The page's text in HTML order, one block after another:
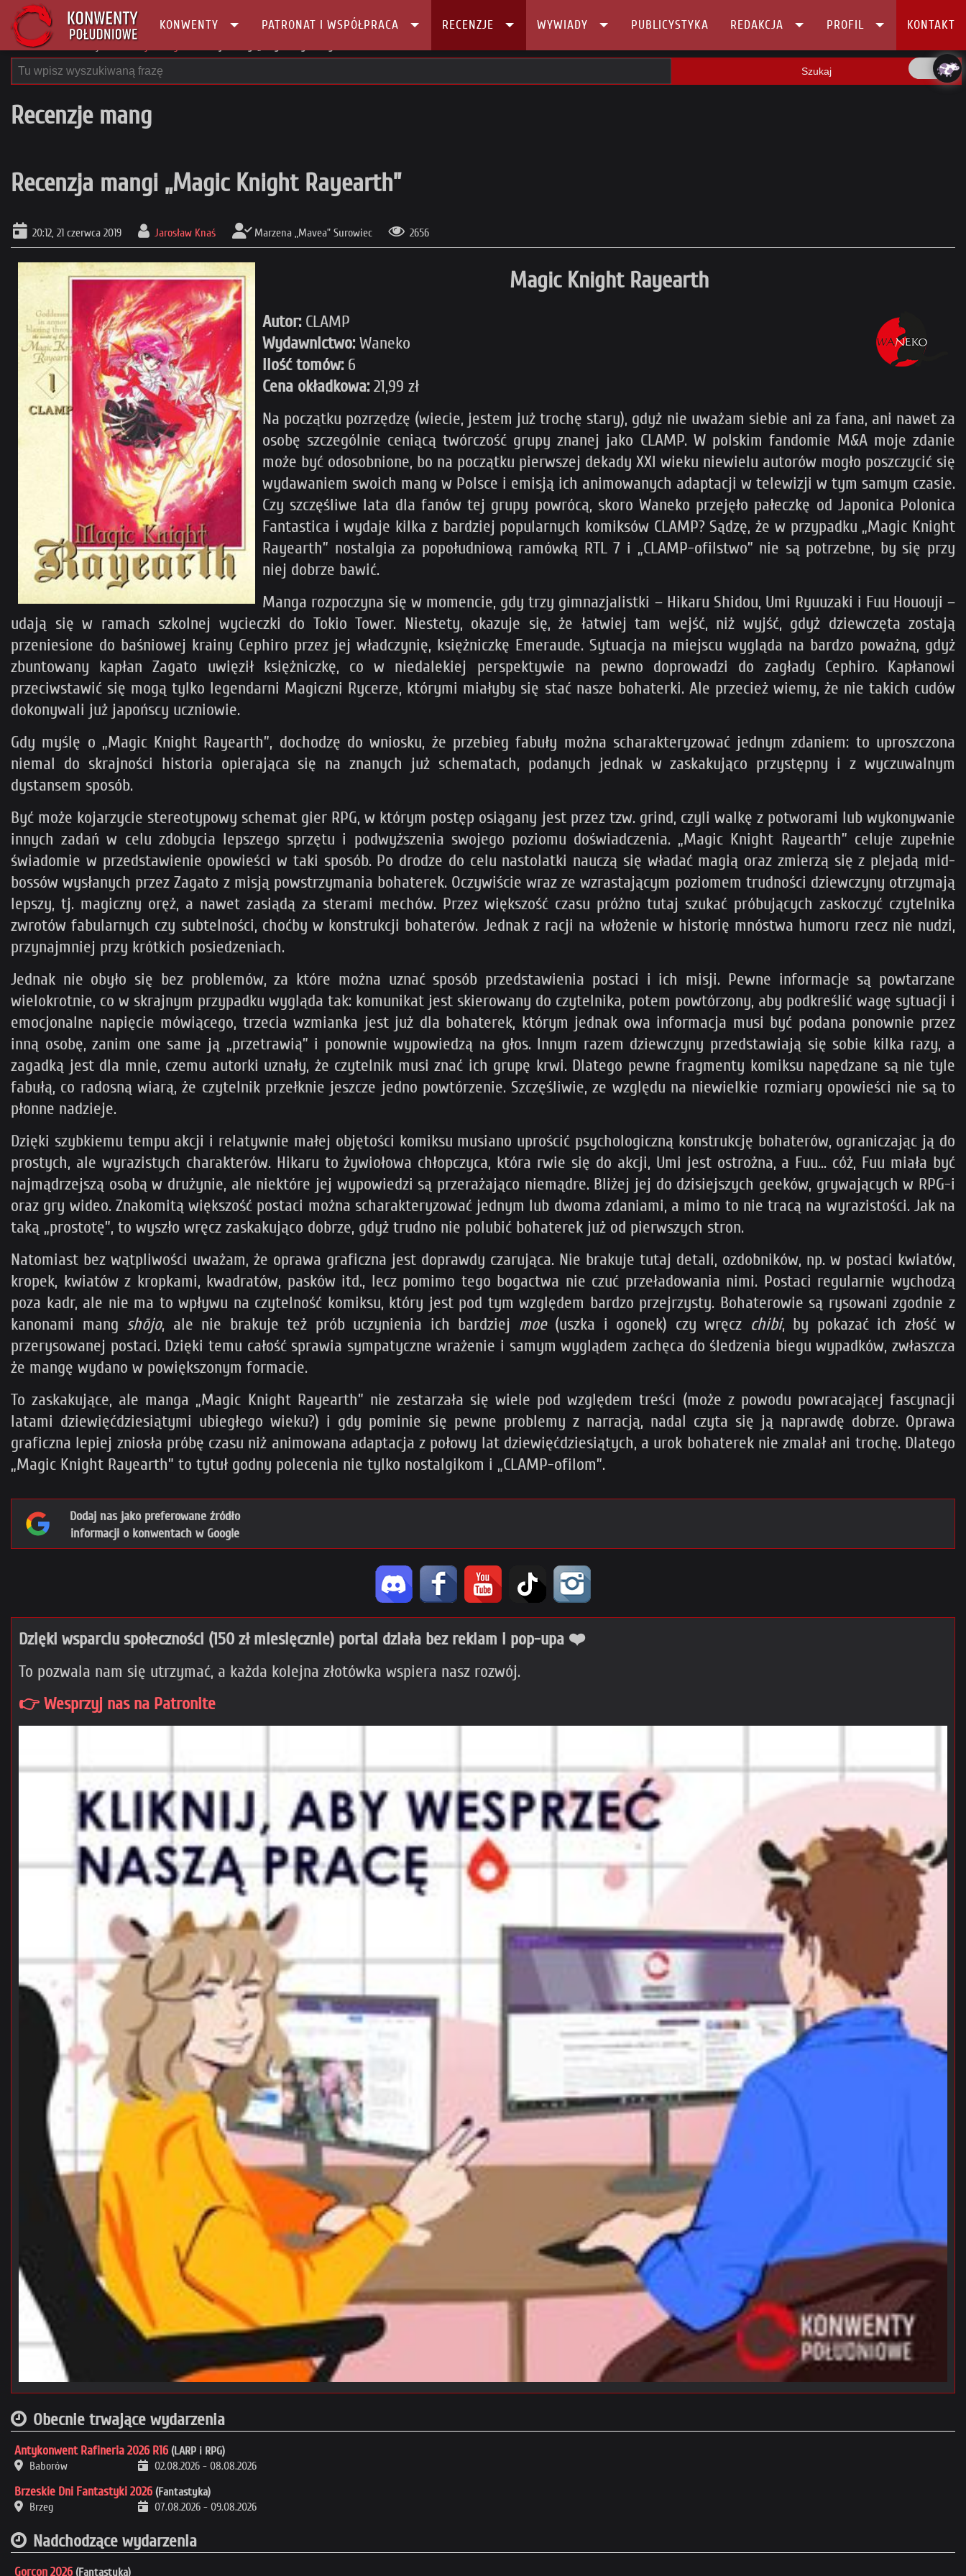
KONWENTY PATRONAT I WSPÓŁPRACA RECENZJE WYWIADY PUBLICYSTYKA REDAKCJA PROFIL KONTAKT
Główna
Szukaj
Recenzje mang
Recenzja mangi „Magic Knight Rayearth”
20:12, 21 czerwca 2019 Jarosław Knaś Marzena „Mavea” Surowiec 2656
Magic Knight Rayearth
Autor: CLAMP
Wydawnictwo: Waneko
Ilość tomów: 6
Cena okładkowa: 21,99 zł
Na początku pozrzędzę (wiecie, jestem już trochę stary), gdyż nie uważam siebie ani za fana, ani nawet za
osobę szczególnie ceniącą twórczość grupy znanej jako CLAMP. W polskim fandomie M&A moje zdanie
może być odosobnione, bo na początku pierwszej dekady XXI wieku niewielu autorów mogło poszczycić się
wydawaniem swoich mang w Polsce i emisją ich animowanych adaptacji w telewizji w tym samym czasie.
Czy szczęśliwe lata dla fanów tej grupy powrócą, skoro Waneko przejęło pałeczkę od Japonica Polonica
Fantastica i wydaje kilka z bardziej popularnych komiksów CLAMP? Sądzę, że w przypadku „Magic Knight
Rayearth” nostalgia za popołudniową ramówką RTL 7 i „CLAMP-ofilstwo” nie są potrzebne, by się przy
niej dobrze bawić.
Manga rozpoczyna się w momencie, gdy trzy gimnazjalistki – Hikaru Shidou, Umi Ryuuzaki i Fuu Hououji –
udają się w ramach szkolnej wycieczki do Tokio Tower. Niestety, okazuje się, że łatwiej tam wejść, niż wyjść, gdyż dziewczęta zostają
przeniesione do baśniowej krainy Cephiro przez jej władczynię, księżniczkę Emeraude. Sytuacja na miejscu wygląda na bardzo poważną, gdyż
zbuntowany kapłan Zagato uwięził księżniczkę, co w niedalekiej perspektywie na pewno doprowadzi do zagłady Cephiro. Kapłanowi
przeciwstawić się mogą tylko legendarni Magiczni Rycerze, którymi miałyby się stać nasze bohaterki. Ale przecież wiemy, że nie takich cudów
dokonywali już japońscy uczniowie.
Gdy myślę o „Magic Knight Rayearth”, dochodzę do wniosku, że przebieg fabuły można scharakteryzować jednym zdaniem: to uproszczona
niemal do skrajności historia opierająca się na znanych już schematach, podanych jednak w zaskakująco przystępny i z wyczuwalnym
dystansem sposób.
Być może kojarzycie stereotypowy schemat gier RPG, w którym postęp osiągany jest przez tzw. grind, czyli walkę z potworami lub wykonywanie
innych zadań w celu zdobycia lepszego sprzętu i podwyższenia swojego poziomu doświadczenia. „Magic Knight Rayearth” celuje zupełnie
świadomie w przedstawienie opowieści w taki sposób. Po drodze do celu nastolatki nauczą się władać magią oraz zmierzą się z plejadą mid-
bossów wysłanych przez Zagato z misją powstrzymania bohaterek. Oczywiście wraz ze wzrastającym poziomem trudności dziewczyny otrzymają
lepszy, tj. magiczny oręż, a nawet zasiądą za sterami mechów. Przez większość czasu próżno tutaj szukać próbujących zaskoczyć czytelnika
zwrotów fabularnych czy subtelności, choćby w konstrukcji bohaterów. Jednak z racji na włożenie w historię mnóstwa humoru rzecz nie nudzi,
przynajmniej przy krótkich posiedzeniach.
Jednak nie obyło się bez problemów, za które można uznać sposób przedstawienia postaci i ich misji. Pewne informacje są powtarzane
wielokrotnie, co w skrajnym przypadku wygląda tak: komunikat jest skierowany do czytelnika, potem powtórzony, aby podkreślić wagę sytuacji i
emocjonalne napięcie mówiącego, trzecia wzmianka jest już dla bohaterek, którym jednak owa informacja musi być podana ponownie przez
inną osobę, zanim one same ją „przetrawią” i ponownie wypowiedzą na głos. Innym razem dziewczyny przedstawiają się sobie kilka razy, a
zagadką jest dla mnie, czemu autorki uznały, że czytelnik musi znać ich grupę krwi. Dlatego pewne fragmenty komiksu napędzane są nie tyle
fabułą, co radosną wiarą, że czytelnik przełknie jeszcze jedno powtórzenie. Szczęśliwie, ze względu na niewielkie rozmiary opowieści nie są to
płonne nadzieje.
Dzięki szybkiemu tempu akcji i relatywnie małej objętości komiksu musiano uprościć psychologiczną konstrukcję bohaterów, ograniczając ją do
prostych, ale wyrazistych charakterów. Hikaru to żywiołowa chłopczyca, która rwie się do akcji, Umi jest ostrożna, a Fuu... cóż, Fuu miała być
najmądrzejszą osobą w drużynie, ale niektóre jej wypowiedzi są przerażająco niemądre. Bliżej jej do dzisiejszych geeków, grywających w RPG-i
oraz gry wideo. Znakomitą większość postaci można scharakteryzować jednym lub dwoma zdaniami, a mimo to nie tracą na wyrazistości. Jak na
taką „prostotę”, to wyszło wręcz zaskakująco dobrze, gdyż trudno nie polubić bohaterek już od pierwszych stron.
Natomiast bez wątpliwości uważam, że oprawa graficzna jest doprawdy czarująca. Nie brakuje tutaj detali, ozdobników, np. w postaci kwiatów,
kropek, kwiatów z kropkami, kwadratów, pasków itd., lecz pomimo tego bogactwa nie czuć przeładowania nimi. Postaci regularnie wychodzą
poza kadr, ale nie ma to wpływu na czytelność komiksu, który jest pod tym względem bardzo przejrzysty. Bohaterowie są rysowani zgodnie z
kanonami mang shōjo, ale nie brakuje też prób uczynienia ich bardziej moe(uszka i ogonek) czy wręcz chibi, by pokazać ich złość w
przerysowanej postaci. Dzięki temu całość sprawia sympatyczne wrażenie i samym wyglądem zachęca do śledzenia biegu wypadków, zwłaszcza
że mangę wydano w powiększonym formacie.
To zaskakujące, ale manga „Magic Knight Rayearth” nie zestarzała się wiele pod względem treści (może z powodu powracającej fascynacji
latami dziewięćdziesiątymi ubiegłego wieku?) i gdy pominie się pewne problemy z narracją, nadal czyta się ją naprawdę dobrze. Oprawa
graficzna lepiej zniosła próbę czasu niż animowana adaptacja z połowy lat dziewięćdziesiątych, a urok bohaterek nie zmalał ani trochę. Dlatego
„Magic Knight Rayearth” to tytuł godny polecenia nie tylko nostalgikom i „CLAMP-ofilom”.
Dodaj nas jako preferowane źródło
informacji o konwentach w Google
Dzięki wsparciu społeczności (150 zł miesięcznie) portal działa bez reklam i pop-upa ❤️
To pozwala nam się utrzymać, a każda kolejna złotówka wspiera nasz rozwój.
👉 Wesprzyj nas na Patronite
Obecnie trwające wydarzenia
Antykonwent Rafineria 2026 R16 (LARP i RPG)
Baborów
02.08.2026 - 08.08.2026
Brzeskie Dni Fantastyki 2026 (Fantastyka)
Brzeg
07.08.2026 - 09.08.2026
Nadchodzące wydarzenia
Gorcon 2026 (Fantastyka)